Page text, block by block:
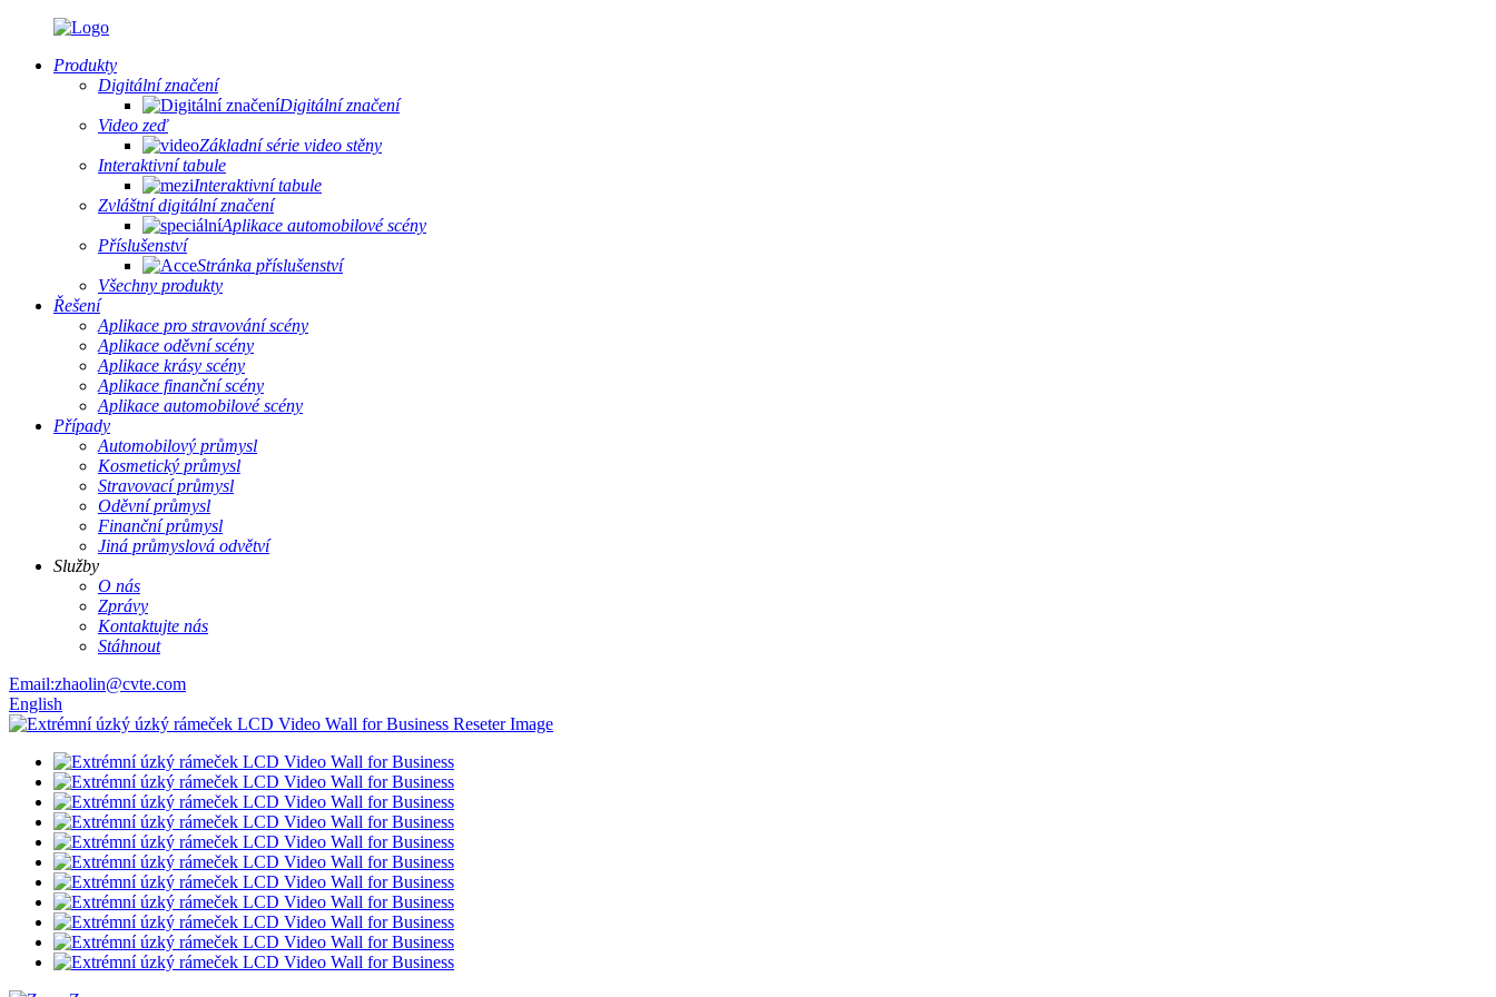
Produkty
Digitální značení
Digitální značení
Video zeď
Základní série video stěny
Interaktivní tabule
Interaktivní tabule
Zvláštní digitální značení
Aplikace automobilové scény
Příslušenství
Stránka příslušenství
Všechny produkty
Řešení
Aplikace pro stravování scény
Aplikace oděvní scény
Aplikace krásy scény
Aplikace finanční scény
Aplikace automobilové scény
Případy
Automobilový průmysl
Kosmetický průmysl
Stravovací průmysl
Oděvní průmysl
Finanční průmysl
Jiná průmyslová odvětví
Služby
O nás
Zprávy
Kontaktujte nás
Stáhnout
Email:zhaolin@cvte.com
English